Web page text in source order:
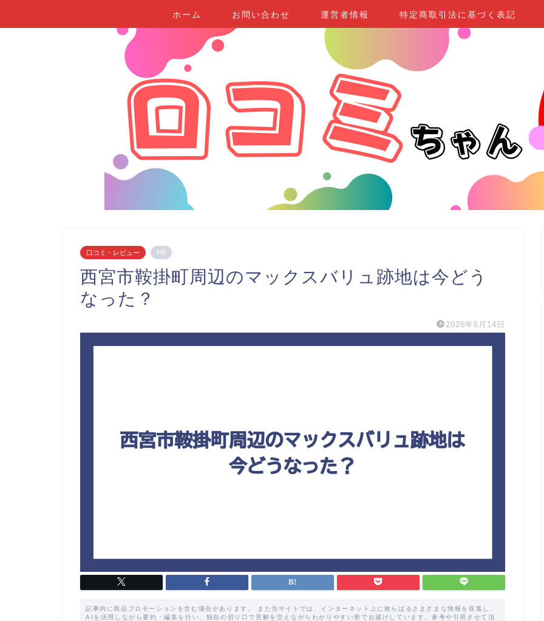
ホーム お問い合わせ 運営者情報 特定商取引法に基づく表記
口コミ・レビュー PR
西宮市鞍掛町周辺のマックスバリュ跡地は今どう
なった？
2026年6月14日
記事内に商品プロモーションを含む場合があります。 また当サイトでは、インターネット上に散らばるさまざまな情報を収集し、
AIを活用しながら要約・編集を行い、独自の切り口で見解を交えながらわかりやすい形でお届けしています。参考や引用させて頂